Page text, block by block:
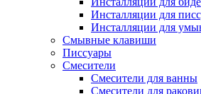
Инсталляции для
Инсталляции для
Смывные клавиши
Писсуары
Смесители
Смесители для ванны
Смесители для